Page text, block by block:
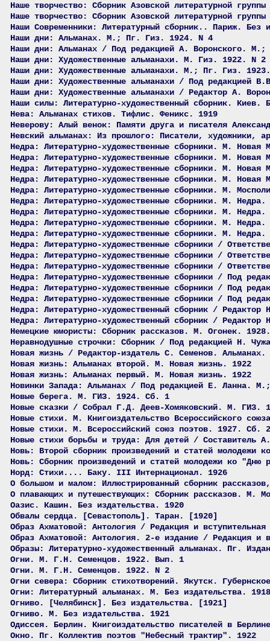
Наше творчество: Сборник Азовской литературной
Наше творчество: Сборник Азовской литературной
Наши Современники: Литературный сборник.. Париж.
Наши дни: Альманах. М.; Пг. Гиз. 1924. N 4
Наши дни: Альманах / Под редакцией А. Воронского.
Наши дни: Художественные альманахи. М. Гиз. 1922. N 2
Наши дни: Художественные альманахи. М.; Пг. Гиз.
Наши дни: Художественные альманахи / Под редакцией
Наши дни: Художественные альманахи / Редактор А.
Наши силы: Литературно-художественный сборник. Киев.
Нева: Альманах стихов. Тифлис. Феникс. 1919
Неверову: Алый венок: Памяти друга и писателя
Невский альманах: Из прошлого: Писатели, художники,
Недра: Литературно-художественные сборники. М.
Недра: Литературно-художественные сборники. М.
Недра: Литературно-художественные сборники. М.
Недра: Литературно-художественные сборники. М.
Недра: Литературно-художественные сборники. М.
Недра: Литературно-художественные сборники. М.
Недра: Литературно-художественные сборники. М.
Недра: Литературно-художественные сборники. М.
Недра: Литературно-художественные сборники. М.
Недра: Литературно-художественные сборники /
Недра: Литературно-художественные сборники /
Недра: Литературно-художественные сборники /
Недра: Литературно-художественные сборники / Под
Недра: Литературно-художественные сборники / Под
Недра: Литературно-художественные сборники / Под
Недра: Литературно-художественный сборник /
Недра: Литературно-художественный сборник /
Немецкие юмористы: Сборник рассказов. М. Огонек.
Неравнодушные строчки: Сборник / Под редакцией Н.
Новая жизнь / Редактор-издатель С. Семенов.
Новая жизнь: Альманах второй. М. Новая жизнь. 1922
Новая жизнь: Альманах первый. М. Новая жизнь. 1922
Новинки Запада: Альманах / Под редакцией Е. Ланна.
Новые берега. М. ГИЗ. 1924. Сб. 1
Новые сказки / Собрал Г.Д. Деев-Хомяковский. М. ГИЗ.
Новые стихи. М. Книгоиздательство Всероссийского
Новые стихи. М. Всероссийский союз поэтов. 1927. Сб. 2
Новые стихи борьбы и труда: Для детей /
Новь: Второй сборник произведений и статей молодежи
Новь: Сборник произведений и статей молодежи ко
Норд: Стихи.... Баку. III Интернационал. 1926
О большом и малом: Иллюстрированный сборник
О плавающих и путешествующих: Сборник рассказов. М.
Оазис. Кашин. Без издательства. 1920
Обвалы сердца. [Севастополь]. Таран. [1920]
Образ Ахматовой: Антология / Редакция и
Образ Ахматовой: Антология. 2-е издание / Редакция и
Образы: Литературно-художественный альманах. Пг.
Огни. М. Г.Н. Семенцов. 1922. Вып. 1
Огни. М. Г.Н. Семенцов. 1922. N 2
Огни севера: Сборник стихотворений. Якутск.
Огни: Литературный альманах. М. Без издательства. 1918
Огниво. [Челябинск]. Без издательства. [1921]
Огниво. М. Без издательства. 1921
Одиссея. Берлин. Книгоиздательство писателей в
Окно. Пг. Коллектив поэтов "Небесный трактир". 1922